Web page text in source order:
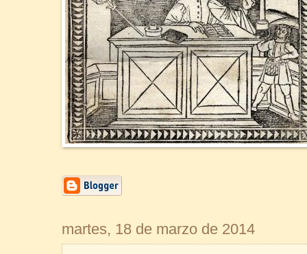
martes, 18 de marzo de 2014